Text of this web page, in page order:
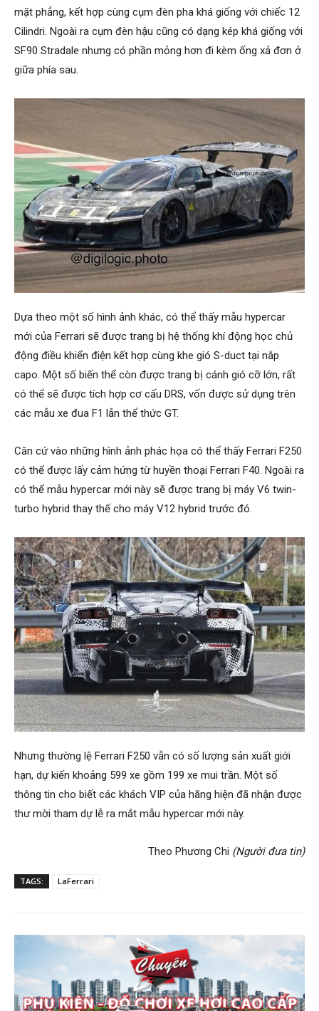
mặt phẳng, kết hợp cùng cụm đèn pha khá giống với chiếc 12
Cilindri. Ngoài ra cụm đèn hậu cũng có dạng kép khá giống với
SF90 Stradale nhưng có phần mỏng hơn đi kèm ống xả đơn ở
giữa phía sau.
Dựa theo một số hình ảnh khác, có thể thấy mẫu hypercar
mới của Ferrari sẽ được trang bị hệ thống khí động học chủ
động điều khiển điện kết hợp cùng khe gió S-duct tại nắp
capo. Một số biến thể còn được trang bị cánh gió cỡ lớn, rất
có thể sẽ được tích hợp cơ cấu DRS, vốn được sử dụng trên
các mẫu xe đua F1 lẫn thể thức GT.
Căn cứ vào những hình ảnh phác họa có thể thấy Ferrari F250
có thể được lấy cảm hứng từ huyền thoại Ferrari F40. Ngoài ra
có thể mẫu hypercar mới này sẽ được trang bị máy V6 twin-
turbo hybrid thay thế cho máy V12 hybrid trước đó.
Nhưng thường lệ Ferrari F250 vẫn có số lượng sản xuất giới
hạn, dự kiến khoảng 599 xe gồm 199 xe mui trần. Một số
thông tin cho biết các khách VIP của hãng hiện đã nhận được
thư mời tham dự lễ ra mắt mẫu hypercar mới này.
Theo Phương Chi (Người đưa tin)
TAGS: LaFerrari